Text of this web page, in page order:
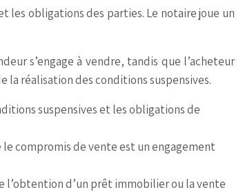
les obligations des parties. Le notaire joue un
s’engage à vendre, tandis que l’acheteur
la réalisation des conditions suspensives.
suspensives et les obligations de
compromis de vente est un engagement
l’obtention d’un prêt immobilier ou la vente